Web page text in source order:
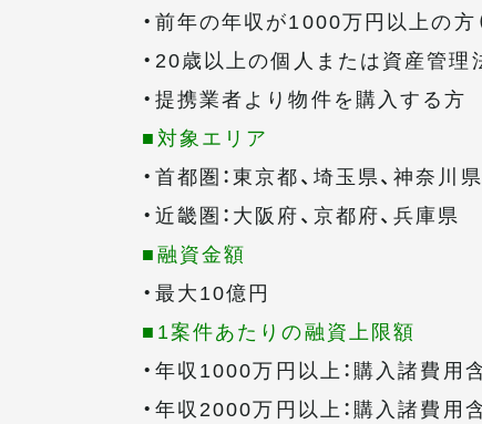
・前年の年収が1000万円以上の方
・20歳以上の個人または資産管理
・提携業者より物件を購入する方
■対象エリア
・首都圏：東京都、埼玉県、神奈川
・近畿圏：大阪府、京都府、兵庫県
■融資金額
・最大10億円
■1案件あたりの融資上限額
・年収1000万円以上：購入諸費
・年収2000万円以上：購入諸費